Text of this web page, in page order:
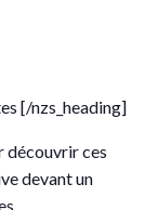
[/nzs_heading]
découvrir ces
devant un